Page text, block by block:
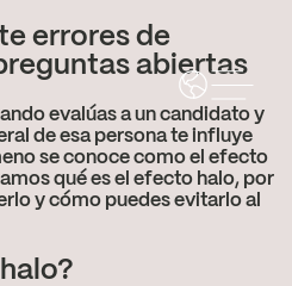
errores de
abiertas
evalúas a un candidato y
de esa persona te influye
se conoce como el efecto
qué es el efecto halo, por
y cómo puedes evitarlo al